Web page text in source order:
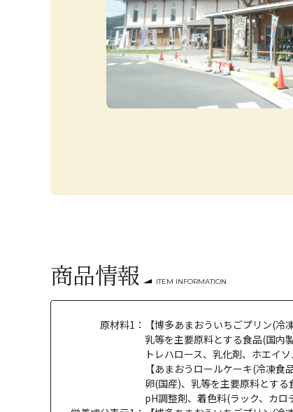
商品情報 ITEM INFORMATION
原材料1：
【博多あまおういちごプリン(冷
乳等を主要原料とする食品(国内
トレハロース、乳化剤、ホエイ
【あまおうロールケーキ(冷凍食品
卵(国産)、乳等を主要原料とす
pH調整剤、着色料(ラック、カ